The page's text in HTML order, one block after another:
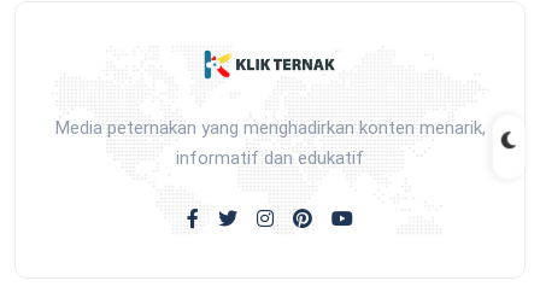
Media peternakan yang menghadirkan konten menarik,
informatif dan edukatif